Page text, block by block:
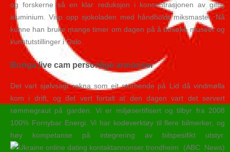
og forskerne så en klar reduksjon i konsentrasjonen av giftig
aluminium. Visp opp sjokoladen med håndholdt miksmaster. Nå
kunne han bruke mange timer om dagen på å besøke museer og
kunstutstillinger i Oslo.
Bonga live cam personlige annonser
Det vart sjølvsagt rekna som eit storhende på Lid då vindmølla
kom i drift, og det vert fortalt at den dagen vart det servert
rømmegraut på garden. Vi er miljøsertifisert og tilbyr fra 2008
100% Fornybar Energi. Vi har kodeverktøy til flere bilmerker, og
høy kompetanse på integrering av bilspesifikt utstyr.
(ABC News)